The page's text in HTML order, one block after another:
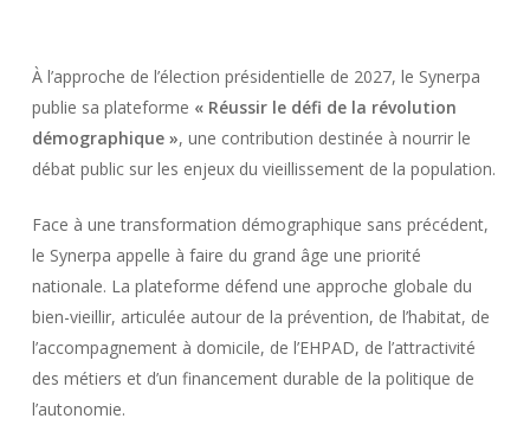
À l’approche de l’élection présidentielle de 2027, le Synerpa
publie sa plateforme « Réussir le défi de la révolution
démographique », une contribution destinée à nourrir le
débat public sur les enjeux du vieillissement de la population.
Face à une transformation démographique sans précédent,
le Synerpa appelle à faire du grand âge une priorité
nationale. La plateforme défend une approche globale du
bien-vieillir, articulée autour de la prévention, de l’habitat, de
l’accompagnement à domicile, de l’EHPAD, de l’attractivité
des métiers et d’un financement durable de la politique de
l’autonomie.